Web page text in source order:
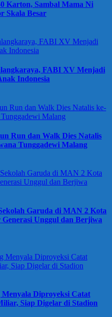
Karton, Sambal Mama Ni
Skala Besar
FABI XV Menjadi
Indonesia
Run dan Walk Dies Natalis
Tunggadewi Malang
Garuda di MAN 2 Kota
Unggul dan Berjiwa
Diproyeksi Catat
Siap Digelar di Stadion